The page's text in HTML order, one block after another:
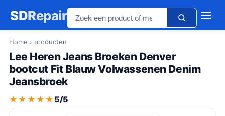
SDRepair
Home › producten
Lee Heren Jeans Broeken Denver
bootcut Fit Blauw Volwassenen Denim
Jeansbroek
★★★★★
★★★★★ 5/5